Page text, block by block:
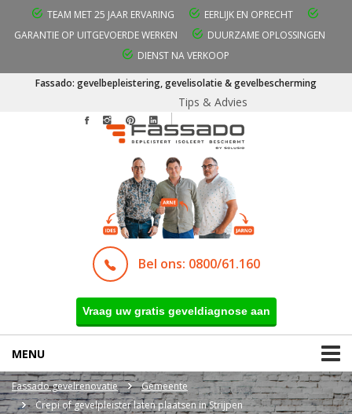
TEAM MET 25 JAAR ERVARING
EERLIJK EN OPRECHT
GARANTIE OP UITGEVOERDE WERKEN
DUURZAME OPLOSSINGEN
DIENST NA VERKOOP
Fassado: gevelbepleistering, gevelisolatie & gevelbescherming
Tips & Advies
Bel ons: 0800/61.160
Vraag uw gratis geveldiagnose aan
MENU
Fassado gevelrenovatie
Gemeente
Crepi of gevelpleister laten plaatsen in Strijpen